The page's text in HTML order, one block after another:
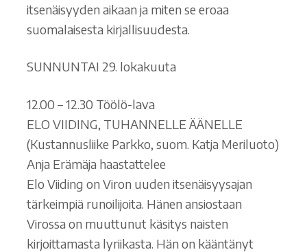
itsenäisyyden aikaan ja miten se eroaa
suomalaisesta kirjallisuudesta.
SUNNUNTAI 29. lokakuuta
12.00 – 12.30 Töölö-lava
ELO VIIDING, TUHANNELLE ÄÄNELLE
(Kustannusliike Parkko, suom. Katja Meriluoto)
Anja Erämäja haastattelee
Elo Viiding on Viron uuden itsenäisyysajan
tärkeimpiä runoilijoita. Hänen ansiostaan
Virossa on muuttunut käsitys naisten
kirjoittamasta lyriikasta. Hän on kääntänyt